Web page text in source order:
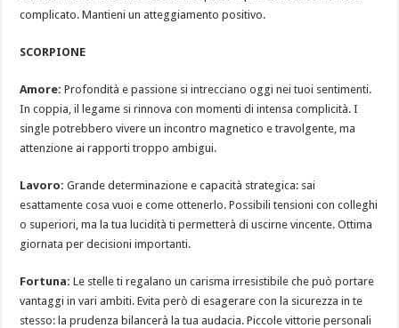
complicato. Mantieni un atteggiamento positivo.
SCORPIONE
Amore: Profondità e passione si intrecciano oggi nei tuoi sentimenti.
In coppia, il legame si rinnova con momenti di intensa complicità. I
single potrebbero vivere un incontro magnetico e travolgente, ma
attenzione ai rapporti troppo ambigui.
Lavoro: Grande determinazione e capacità strategica: sai
esattamente cosa vuoi e come ottenerlo. Possibili tensioni con colleghi
o superiori, ma la tua lucidità ti permetterà di uscirne vincente. Ottima
giornata per decisioni importanti.
Fortuna: Le stelle ti regalano un carisma irresistibile che può portare
vantaggi in vari ambiti. Evita però di esagerare con la sicurezza in te
stesso: la prudenza bilancerà la tua audacia. Piccole vittorie personali